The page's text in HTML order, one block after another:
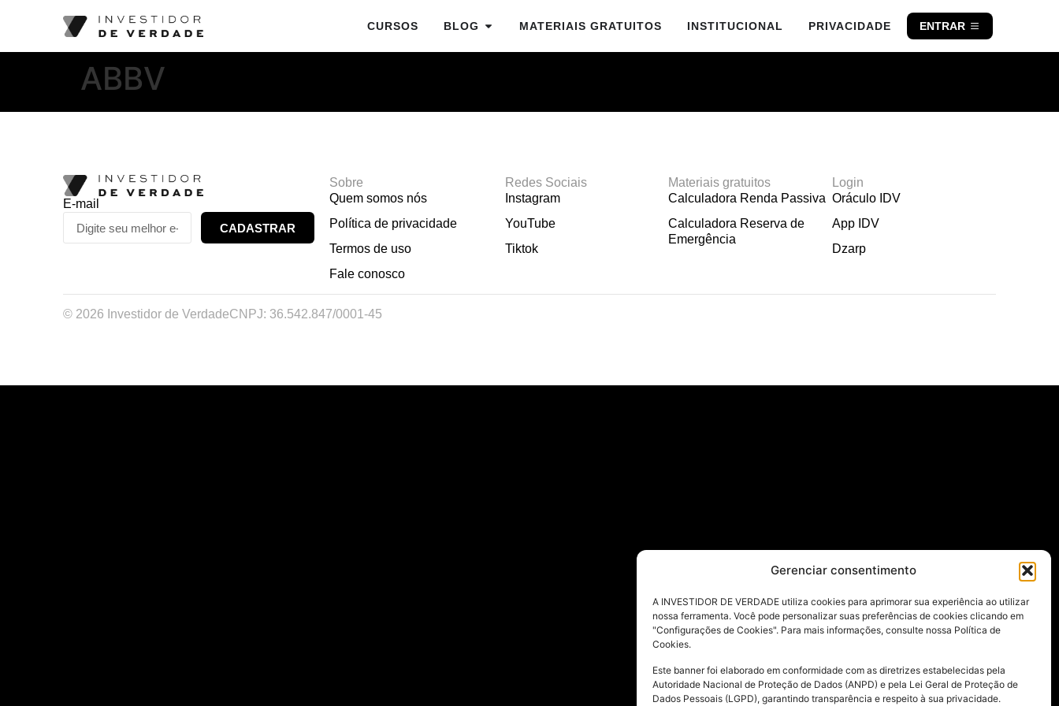
Gerenciar consentimento
A INVESTIDOR DE VERDADE utiliza cookies para aprimorar sua experiência ao utilizar
nossa ferramenta. Você pode personalizar suas preferências de cookies clicando em
"Configurações de Cookies". Para mais informações, consulte nossa Política de
Cookies.
Este banner foi elaborado em conformidade com as diretrizes estabelecidas pela
Autoridade Nacional de Proteção de Dados (ANPD) e pela Lei Geral de Proteção de
Dados Pessoais (LGPD), garantindo transparência e respeito à sua privacidade.
CURSOS BLOG MATERIAIS GRATUITOS INSTITUCIONAL PRIVACIDADE ENTRAR
ABBV
E-mail
CADASTRAR
Sobre
Quem somos nós
Política de privacidade
Termos de uso
Fale conosco
Redes Sociais
Instagram
YouTube
Tiktok
Materiais gratuitos
Calculadora Renda Passiva
Calculadora Reserva de
Emergência
Login
Oráculo IDV
App IDV
Dzarp
© 2026 Investidor de VerdadeCNPJ: 36.542.847/0001-45